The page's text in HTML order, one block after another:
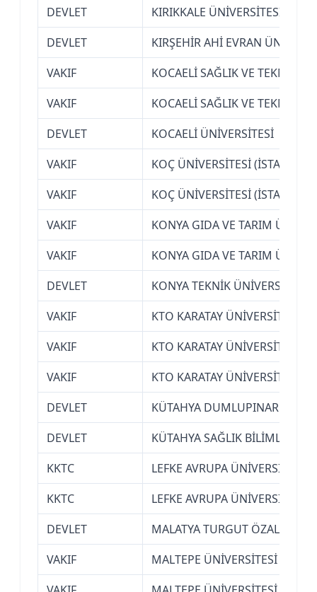
DEVLET
KIRIKKALE ÜNİVERSİTESİ
DEVLET
KIRŞEHİR AHİ EVRAN
VAKIF
KOCAELİ SAĞLIK VE
VAKIF
KOCAELİ SAĞLIK VE
DEVLET
KOCAELİ ÜNİVERSİTESİ
VAKIF
KOÇ ÜNİVERSİTESİ (İSTANBUL)
VAKIF
KOÇ ÜNİVERSİTESİ (İSTANBUL)
VAKIF
KONYA GIDA VE TARIM
VAKIF
KONYA GIDA VE TARIM
DEVLET
KONYA TEKNİK ÜNİVERSİTESİ
VAKIF
KTO KARATAY ÜNİVERSİTESİ
VAKIF
KTO KARATAY ÜNİVERSİTESİ
VAKIF
KTO KARATAY ÜNİVERSİTESİ
DEVLET
KÜTAHYA DUMLUPINAR
DEVLET
KÜTAHYA SAĞLIK BİLİMLERİ
KKTC
LEFKE AVRUPA ÜNİVERSİTESİ
KKTC
LEFKE AVRUPA ÜNİVERSİTESİ
DEVLET
MALATYA TURGUT ÖZAL
VAKIF
MALTEPE ÜNİVERSİTESİ